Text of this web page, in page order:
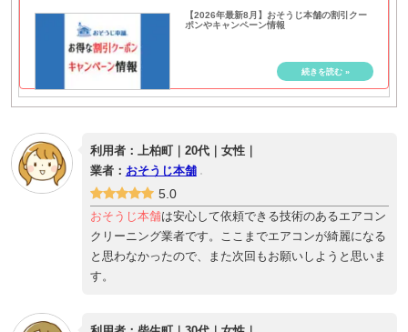
【2026年最新8月】おそうじ本舗の割引クー
ポンやキャンペーン情報
利用者：上柏町｜20代｜女性｜
業者： おそうじ本舗
5.0
おそうじ本舗は安心して依頼できる技術のあるエアコン
クリーニング業者です。ここまでエアコンが綺麗になる
と思わなかったので、また次回もお願いしようと思いま
す。